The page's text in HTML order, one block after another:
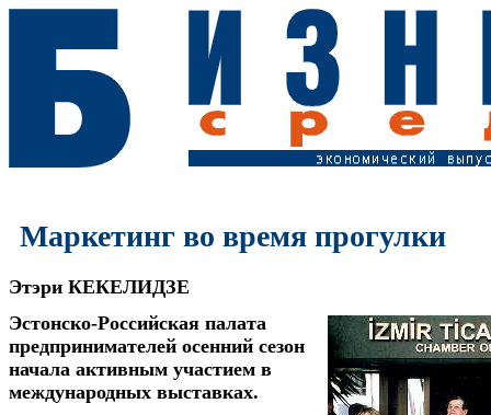
Маркетинг во время прогулки
Этэри КЕКЕЛИДЗЕ
Эстонско-Российская палата
предпринимателей осенний сезон
начала активным участием в
международных выставках.